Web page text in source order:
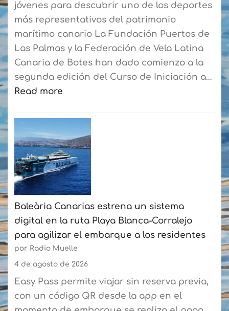
jóvenes para descubrir uno de los deportes
más representativos del patrimonio
marítimo canario La Fundación Puertos de
Las Palmas y la Federación de Vela Latina
Canaria de Botes han dado comienzo a la
segunda edición del Curso de Iniciación a…
Read more
La
Fundación
Puertos
de
Las
Palmas
y
la
Federación
de
Vela
Latina
Canaria
de
Baleària Canarias estrena un sistema
digital en la ruta Playa Blanca-Corralejo
para agilizar el embarque a los residentes
por Radio Muelle
4 de agosto de 2026
Easy Pass permite viajar sin reserva previa,
con un código QR desde la app en el